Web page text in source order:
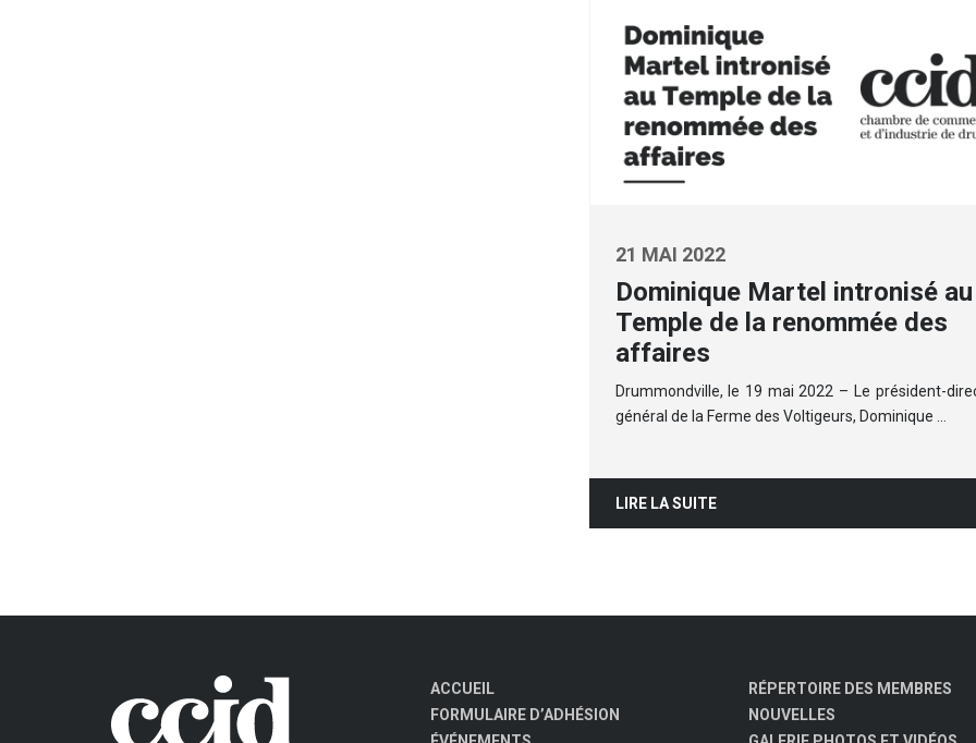
21 MAI 2022
Dominique Martel intronisé au
Temple de la renommée des
affaires
Drummondville, le 19 mai 2022 – Le président-
général de la Ferme des Voltigeurs, Dominique …
LIRE LA SUITE
ACCUEIL
FORMULAIRE D’ADHÉSION
RÉPERTOIRE DES MEMBRES
NOUVELLES